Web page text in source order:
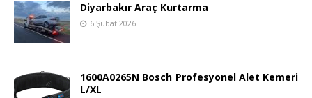
Diyarbakır Araç Kurtarma
6 Şubat 2026
1600A0265N Bosch Profesyonel Alet Kemeri
L/XL